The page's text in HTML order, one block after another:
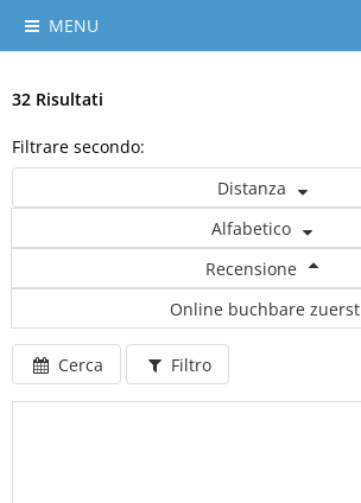
MENU
32 Risultati
Filtrare secondo:
Distanza
Alfabetico
Recensione
Online buchbare zuerst
Cerca Filtro